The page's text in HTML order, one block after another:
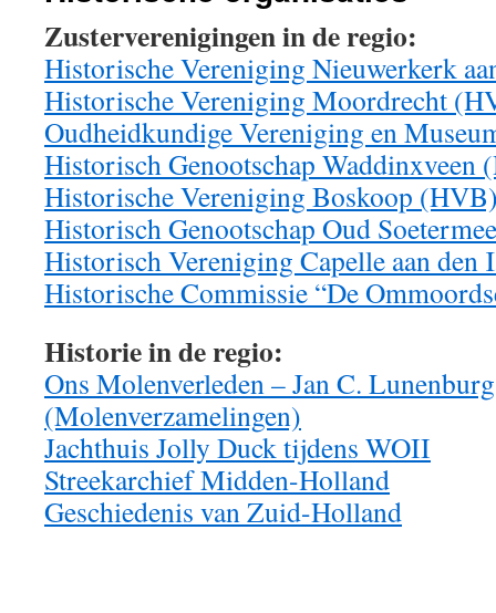
Zusterverenigingen in de regio:
Historische Vereniging Nieuwerkerk
Historische Vereniging Moordrecht
Oudheidkundige Vereniging en
Historisch Genootschap Waddinxveen
Historische Vereniging Boskoop
Historisch Genootschap Oud
Historisch Vereniging Capelle aan den
Historische Commissie “De
Historie in de regio:
Ons Molenverleden – Jan C.
(Molenverzamelingen)
Jachthuis Jolly Duck tijdens WOII
Streekarchief Midden-Holland
Geschiedenis van Zuid-Holland